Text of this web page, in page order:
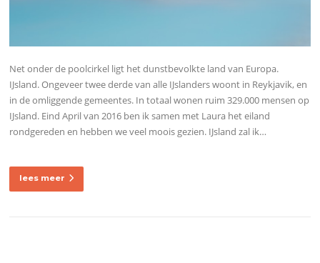
Net onder de poolcirkel ligt het dunstbevolkte land van Europa.
IJsland. Ongeveer twee derde van alle IJslanders woont in Reykjavik, en
in de omliggende gemeentes. In totaal wonen ruim 329.000 mensen op
IJsland. Eind April van 2016 ben ik samen met Laura het eiland
rondgereden en hebben we veel moois gezien. IJsland zal ik…
lees meer